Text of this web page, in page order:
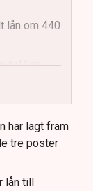
lån om 440
kan
bland
på
har lagt fram
tre poster
lån till